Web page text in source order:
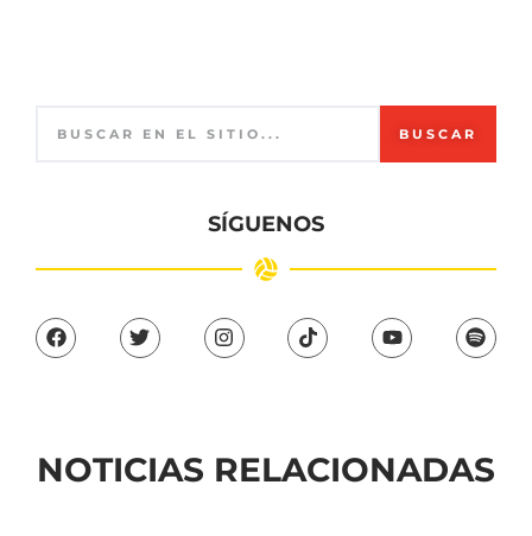
BUSCAR
SÍGUENOS
NOTICIAS RELACIONADAS